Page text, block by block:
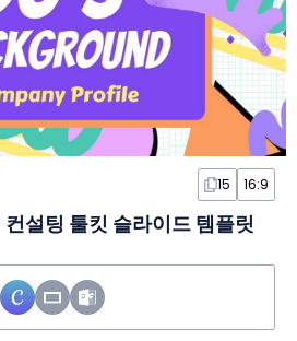
15 16:9
설팅 툴킷 슬라이드 템플릿